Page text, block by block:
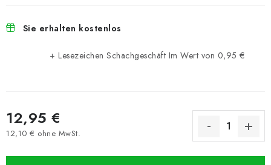
Sie erhalten kostenlos
+ Lesezeichen Schachgeschäft Im Wert von 0,95 €
12,95 €
12,10 € ohne MwSt.